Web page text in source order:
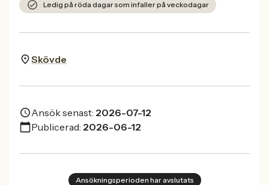
Ledig på röda dagar som infaller på veckodagar
Skövde
Ansök senast: 2026-07-12
Publicerad: 2026-06-12
Ansökningsperioden har avslutats